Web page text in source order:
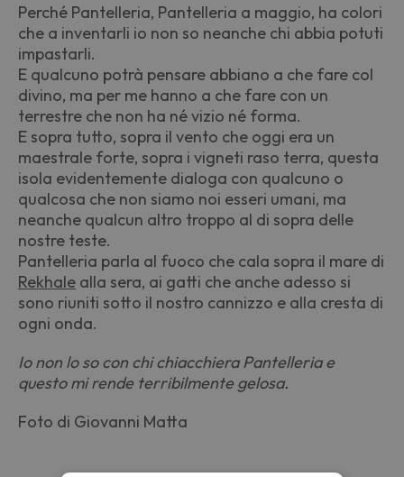
Perché Pantelleria, Pantelleria a maggio, ha colori
che a inventarli io non so neanche chi abbia potuti
impastarli.
E qualcuno potrà pensare abbiano a che fare col
divino, ma per me hanno a che fare con un
terrestre che non ha né vizio né forma.
E sopra tutto, sopra il vento che oggi era un
maestrale forte, sopra i vigneti raso terra, questa
isola evidentemente dialoga con qualcuno o
qualcosa che non siamo noi esseri umani, ma
neanche qualcun altro troppo al di sopra delle
nostre teste.
Pantelleria parla al fuoco che cala sopra il mare di
Rekhale alla sera, ai gatti che anche adesso si
sono riuniti sotto il nostro cannizzo e alla cresta di
ogni onda.
Io non lo so con chi chiacchiera Pantelleria e
questo mi rende terribilmente gelosa.
Foto di Giovanni Matta